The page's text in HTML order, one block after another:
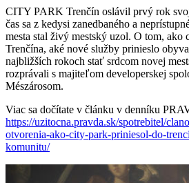
CITY PARK Trenčín oslávil prvý rok
čas sa z kedysi zanedbaného a
mesta stal živý mestský uzol. O tom, ako
Trenčína, aké nové služby prinieslo
najbližších rokoch stať srdcom novej
rozprávali s majiteľom developerskej
Mészárosom.
Viac sa dočítate v článku v denníku
https://uzitocna.pravda.sk/spotrebitel/
otvorenia-ako-city-park-priniesol-do-
komunitu/